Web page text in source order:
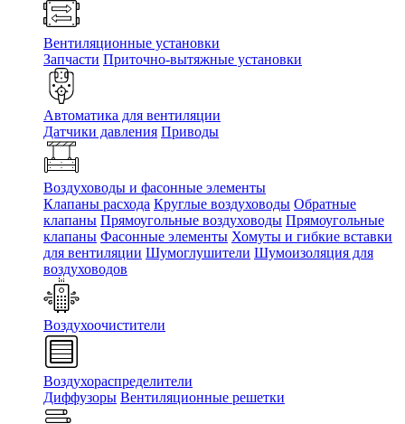
Вентиляционные установки
Запчасти Приточно-вытяжные установки
Автоматика для вентиляции
Датчики давления Приводы
Воздуховоды и фасонные элементы
Клапаны расхода Круглые воздуховоды Обратные
клапаны Прямоугольные воздуховоды Прямоугольные
клапаны Фасонные элементы Хомуты и гибкие вставки
для вентиляции Шумоглушители Шумоизоляция для
воздуховодов
Воздухоочистители
Воздухораспределители
Диффузоры Вентиляционные решетки